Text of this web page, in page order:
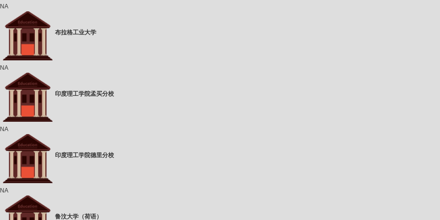
NA
布拉格工业大学
NA
印度理工学院孟买分校
NA
印度理工学院德里分校
NA
鲁汶大学（荷语）